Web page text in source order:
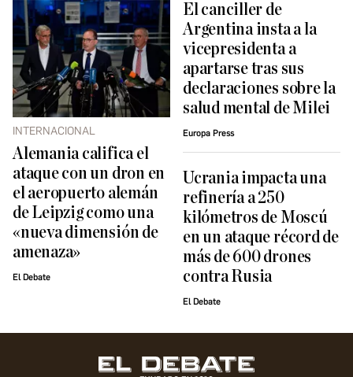
INTERNACIONAL
Alemania califica el
ataque con un dron en
el aeropuerto alemán
de Leipzig como una
«nueva dimensión de
amenaza»
El Debate
El canciller de
Argentina insta a la
vicepresidenta a
apartarse tras sus
declaraciones sobre la
salud mental de Milei
Europa Press
Ucrania impacta una
refinería a 250
kilómetros de Moscú
en un ataque récord de
más de 600 drones
contra Rusia
El Debate